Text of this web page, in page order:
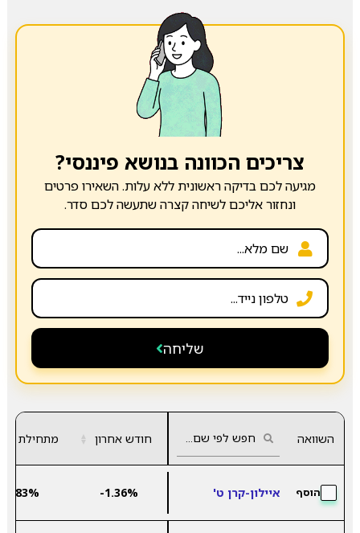
צריכים הכוונה בנושא פיננסי?
מגיעה לכם בדיקה ראשונית ללא עלות. השאירו פרטים
ונחזור אליכם לשיחה קצרה שתעשה לכם סדר.
שליחה
השוואה חודש אחרון ▲
▼ מתחילת
הוסף איילון-קרן ט' -1.36%
6.83%